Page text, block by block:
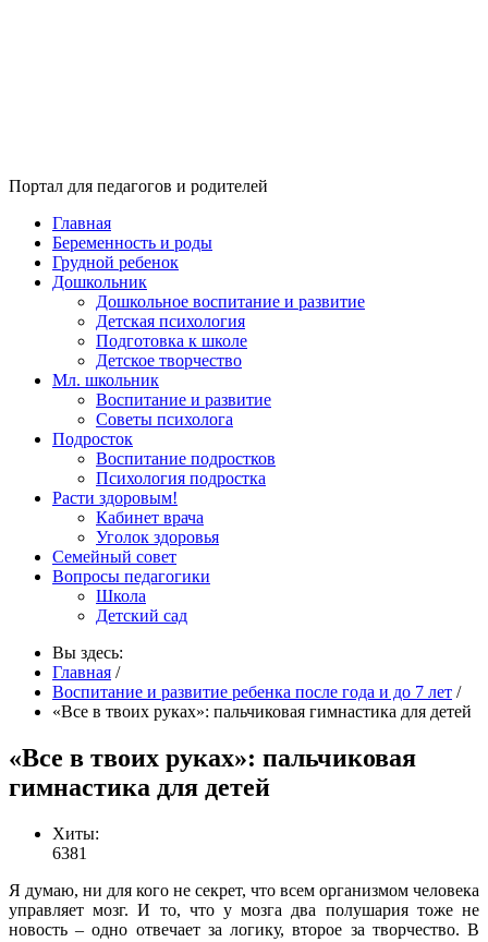
Портал для педагогов и родителей
Главная
Беременность и роды
Грудной ребенок
Дошкольник
Дошкольное воспитание и развитие
Детская психология
Подготовка к школе
Детское творчество
Мл. школьник
Воспитание и развитие
Советы психолога
Подросток
Воспитание подростков
Психология подростка
Расти здоровым!
Кабинет врача
Уголок здоровья
Семейный совет
Вопросы педагогики
Школа
Детский сад
Вы здесь:
Главная /
Воспитание и развитие ребенка после года и до 7 лет /
«Все в твоих руках»: пальчиковая гимнастика для детей
«Все в твоих руках»: пальчиковая
гимнастика для детей
Хиты:
6381
Я думаю, ни для кого не секрет, что всем организмом человека
управляет мозг. И то, что у мозга два полушария тоже не
новость – одно отвечает за логику, второе за творчество. В